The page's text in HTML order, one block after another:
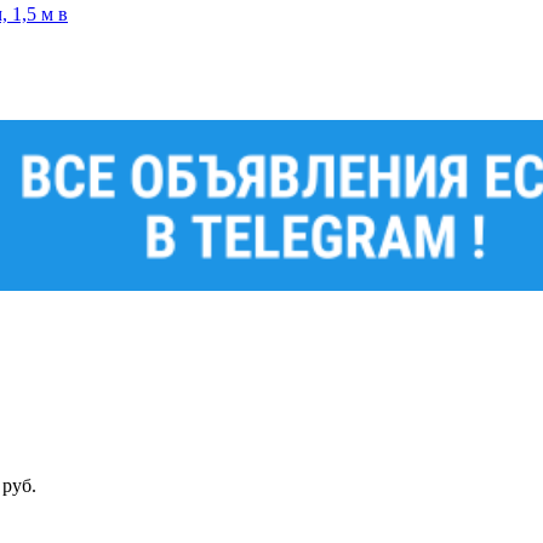
1,5 м в